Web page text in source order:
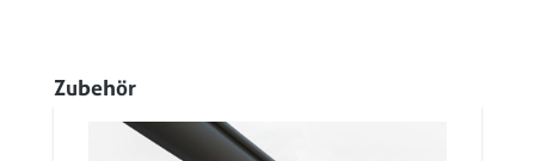
Produktgalerie überspringen
Zubehör